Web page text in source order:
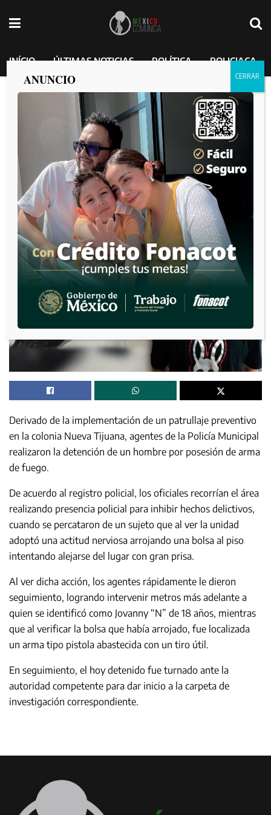
INÍCIO ÚLTIMAS NOTICIAS POLÍTICA POLICIACA
Con bolsita alusin, lo detiene la
municipal de Tijuana. Con un arma
Glock, este hasta sonrió al ser detenido,
sabiendo que tal vez un juez lo dejaría en
libertad.
porMéxico Comunica 2025-01-09
Derivado de la implementación de un patrullaje preventivo
en la colonia Nueva Tijuana, agentes de la Policía Municipal
realizaron la detención de un hombre por posesión de arma
de fuego.
De acuerdo al registro policial, los oficiales recorrían el área
realizando presencia policial para inhibir hechos delictivos,
cuando se percataron de un sujeto que al ver la unidad
adoptó una actitud nerviosa arrojando una bolsa al piso
intentando alejarse del lugar con gran prisa.
Al ver dicha acción, los agentes rápidamente le dieron
seguimiento, logrando intervenir metros más adelante a
quien se identificó como Jovanny “N” de 18 años, mientras
que al verificar la bolsa que había arrojado, fue localizada
un arma tipo pistola abastecida con un tiro útil.
En seguimiento, el hoy detenido fue turnado ante la
autoridad competente para dar inicio a la carpeta de
investigación correspondiente.
ANUNCIO